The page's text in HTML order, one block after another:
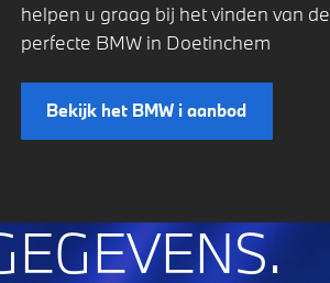
helpen u graag bij het vinden van de
perfecte BMW in Doetinchem
Bekijk het BMW i aanbod